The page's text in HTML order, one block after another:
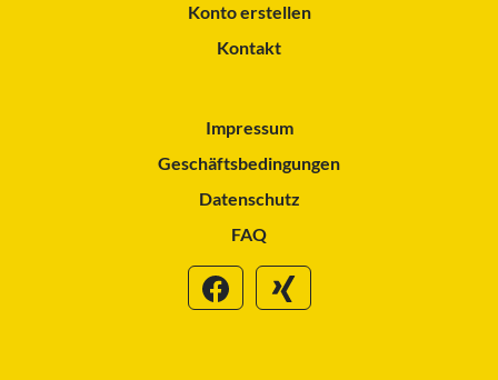
Konto erstellen
Kontakt
Impressum
Geschäftsbedingungen
Datenschutz
FAQ